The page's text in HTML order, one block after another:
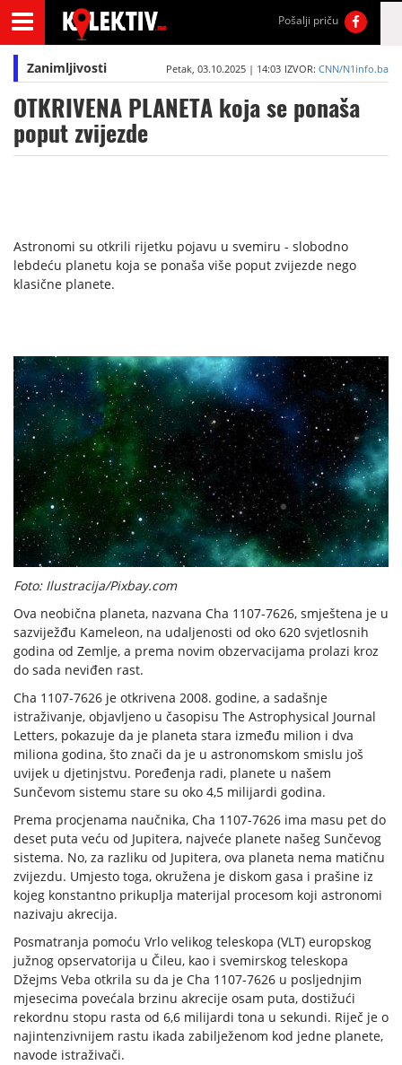
Pošalji priču
Zanimljivosti Petak, 03.10.2025 | 14:03 IZVOR: CNN/N1info.ba
OTKRIVENA PLANETA koja se ponaša
poput zvijezde
Astronomi su otkrili rijetku pojavu u svemiru - slobodno
lebdeću planetu koja se ponaša više poput zvijezde nego
klasične planete.
Foto: Ilustracija/Pixbay.com
Ova neobična planeta, nazvana Cha 1107-7626, smještena je u
sazviježđu Kameleon, na udaljenosti od oko 620 svjetlosnih
godina od Zemlje, a prema novim obzervacijama prolazi kroz
do sada neviđen rast.
Cha 1107-7626 je otkrivena 2008. godine, a sadašnje
istraživanje, objavljeno u časopisu The Astrophysical Journal
Letters, pokazuje da je planeta stara između milion i dva
miliona godina, što znači da je u astronomskom smislu još
uvijek u djetinjstvu. Poređenja radi, planete u našem
Sunčevom sistemu stare su oko 4,5 milijardi godina.
Prema procjenama naučnika, Cha 1107-7626 ima masu pet do
deset puta veću od Jupitera, najveće planete našeg Sunčevog
sistema. No, za razliku od Jupitera, ova planeta nema matičnu
zvijezdu. Umjesto toga, okružena je diskom gasa i prašine iz
kojeg konstantno prikuplja materijal procesom koji astronomi
nazivaju akrecija.
Posmatranja pomoću Vrlo velikog teleskopa (VLT) europskog
južnog opservatorija u Čileu, kao i svemirskog teleskopa
Džejms Veba otkrila su da je Cha 1107-7626 u posljednjim
mjesecima povećala brzinu akrecije osam puta, dostižući
rekordnu stopu rasta od 6,6 milijardi tona u sekundi. Riječ je o
najintenzivnijem rastu ikada zabilježenom kod jedne planete,
navode istraživači.